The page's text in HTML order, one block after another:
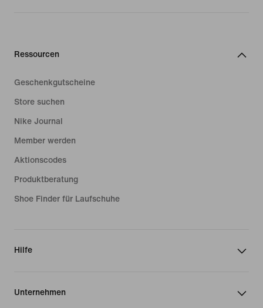
Ressourcen
Geschenkgutscheine
Store suchen
Nike Journal
Member werden
Aktionscodes
Produktberatung
Shoe Finder für Laufschuhe
Hilfe
Unternehmen